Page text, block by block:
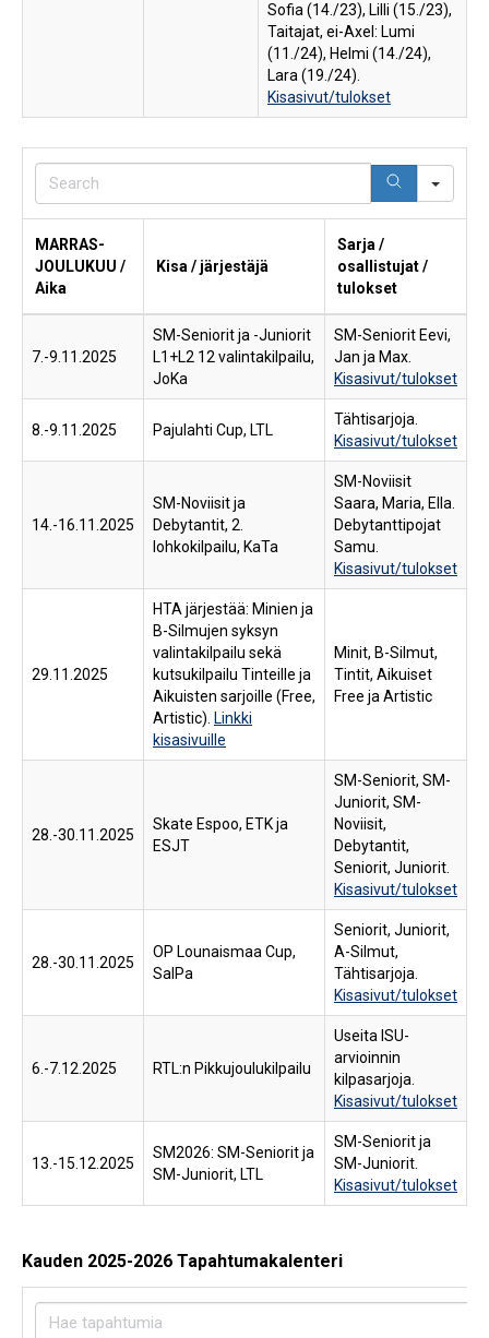
Sofia (14./23), Lilli (15./23),
Taitajat, ei-Axel: Lumi
(11./24), Helmi (14./24),
Lara (19./24).
Kisasivut/tulokset
MARRAS-
JOULUKUU /
Aika
Kisa / järjestäjä
Sarja /
osallistujat /
tulokset
7.-9.11.2025
SM-Seniorit ja -Juniorit
L1+L2 12 valintakilpailu,
JoKa
SM-Seniorit Eevi,
Jan ja Max.
Kisasivut/tulokset
8.-9.11.2025 Pajulahti Cup, LTL
Tähtisarjoja.
Kisasivut/tulokset
14.-16.11.2025
SM-Noviisit ja
Debytantit, 2.
lohkokilpailu, KaTa
SM-Noviisit
Saara, Maria, Ella.
Debytanttipojat
Samu.
Kisasivut/tulokset
29.11.2025
HTA järjestää: Minien ja
B-Silmujen syksyn
valintakilpailu sekä
kutsukilpailu Tinteille ja
Aikuisten sarjoille (Free,
Artistic). Linkki
kisasivuille
Minit, B-Silmut,
Tintit, Aikuiset
Free ja Artistic
28.-30.11.2025
Skate Espoo, ETK ja
ESJT
SM-Seniorit, SM-
Juniorit, SM-
Noviisit,
Debytantit,
Seniorit, Juniorit.
Kisasivut/tulokset
28.-30.11.2025
OP Lounaismaa Cup,
SalPa
Seniorit, Juniorit,
A-Silmut,
Tähtisarjoja.
Kisasivut/tulokset
6.-7.12.2025 RTL:n Pikkujoulukilpailu
Useita ISU-
arvioinnin
kilpasarjoja.
Kisasivut/tulokset
13.-15.12.2025
SM2026: SM-Seniorit ja
SM-Juniorit, LTL
SM-Seniorit ja
SM-Juniorit.
Kisasivut/tulokset
Kauden 2025-2026 Tapahtumakalenteri